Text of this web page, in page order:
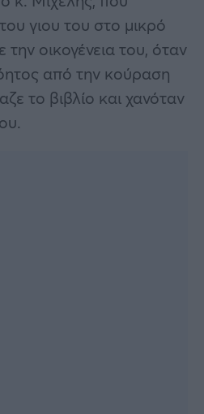
γιου του στο μικρό
την οικογένεια του, όταν
από την κούραση
το βιβλίο και χανόταν